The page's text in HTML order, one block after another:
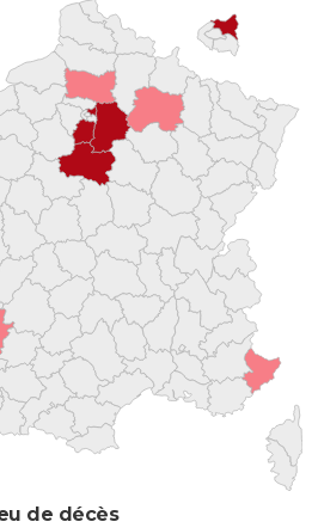
de décès